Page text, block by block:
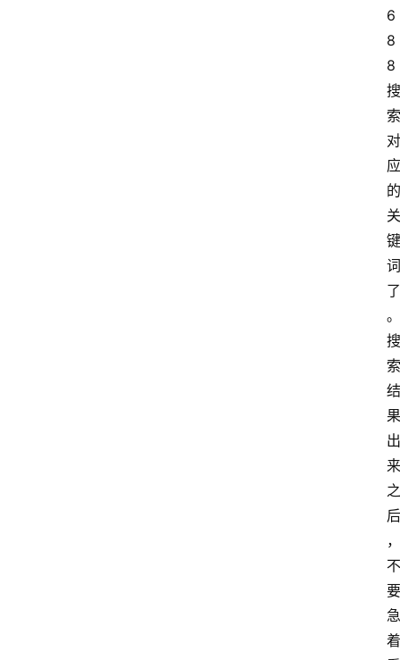
6
8
8
搜
索
对
应
的
关
键
词
了
。
搜
索
结
果
出
来
之
后
，
不
要
急
着